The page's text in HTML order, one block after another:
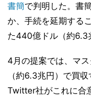
書簡で判明した。書
か、手続を延期する
た440億ドル（約6.3
4月の提案では、マ
（約6.3兆円）で買
Twitter社がこれに合